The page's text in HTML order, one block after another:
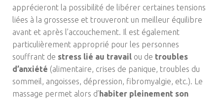
apprécieront la possibilité de libérer certaines tensions
liées à la grossesse et trouveront un meilleur équilibre
avant et après l’accouchement. Il est également
particulièrement approprié pour les personnes
souffrant de stress lié au travail ou de troubles
d’anxiété (alimentaire, crises de panique, troubles du
sommeil, angoisses, dépression, fibromyalgie, etc.). Le
massage permet alors d’habiter pleinement son